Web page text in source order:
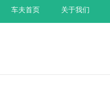
车夫首页 关于我们